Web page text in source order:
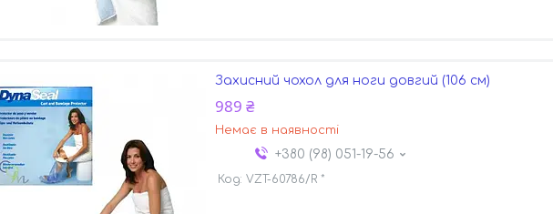
Захисний чохол для ноги довгий (106 см)
989 ₴
Немає в наявності
+380 (98) 051-19-56
VZT-60786/R *